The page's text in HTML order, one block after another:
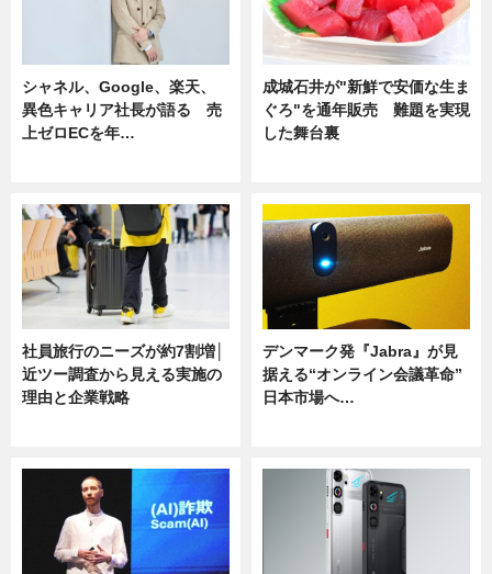
シャネル、Google、楽天、
異色キャリア社長が語る 売
上ゼロECを年…
成城石井が"新鮮で安価な生ま
ぐろ"を通年販売 難題を実現
した舞台裏
社員旅行のニーズが約7割増│
近ツー調査から見える実施の
理由と企業戦略
デンマーク発『Jabra』が見
据える“オンライン会議革命”
日本市場へ…